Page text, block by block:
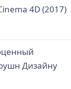
4D (2017)
Дизайну